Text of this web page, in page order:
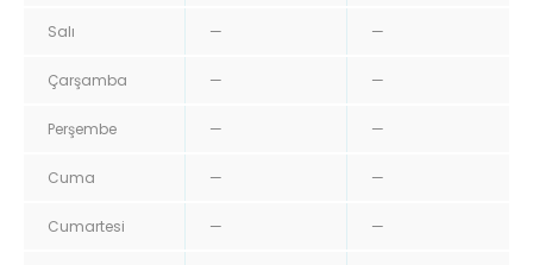
Salı — —
Çarşamba — —
Perşembe — —
Cuma — —
Cumartesi — —